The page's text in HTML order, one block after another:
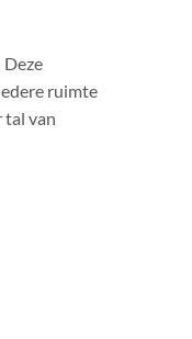
ruimte
tal van